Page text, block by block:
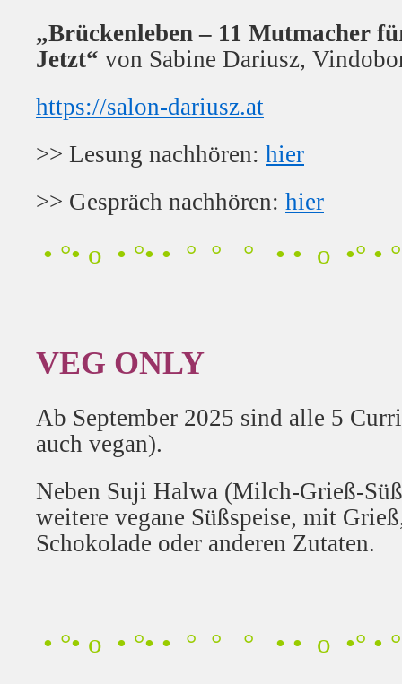
„Brückenleben – 11 Mutmacher
Jetzt“ von Sabine Dariusz,
https://salon-dariusz.at
>> Lesung nachhören: hier
>> Gespräch nachhören: hier
• °• o • °• • ° ° ° • • o •° •
VEG ONLY
Ab September 2025 sind alle 5
auch vegan).
Neben Suji Halwa (Milch-Grieß-
weitere vegane Süßspeise, mit
Schokolade oder anderen Zutaten.
• °• o • °• • ° ° ° • • o •° •